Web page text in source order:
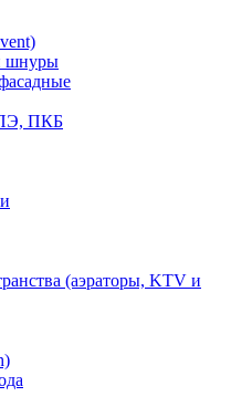
шнуры
ПКБ
(аэраторы, KTV и